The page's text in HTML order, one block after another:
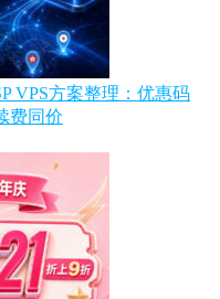
VPS方案整理：优惠码
费同价